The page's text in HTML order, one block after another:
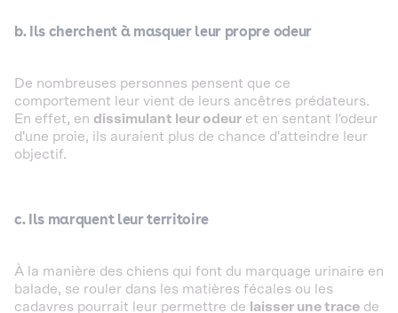
b. Ils cherchent à masquer leur propre odeur
De nombreuses personnes pensent que ce
comportement leur vient de leurs ancêtres prédateurs.
En effet, en dissimulant leur odeur et en sentant l'odeur
d'une proie, ils auraient plus de chance d'atteindre leur
objectif.
c. Ils marquent leur territoire
À la manière des chiens qui font du marquage urinaire en
balade, se rouler dans les matières fécales ou les
cadavres pourrait leur permettre de laisser une trace de